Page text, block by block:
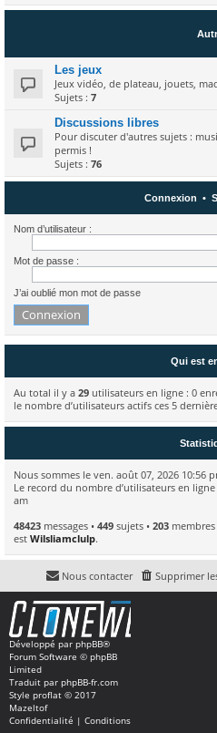
Les jeux
Jeux vidéo, de plateau, jouets,
Sujets : 7
Discussions libres
Pour discuter d'autres sujets :
permis !
Sujets : 76
Connexion •
Nom d’utilisateur :
Mot de passe :
J’ai oublié mon mot de passe
Qui est
Au total il y a 29 utilisateurs en ligne : 0
le nombre d’utilisateurs actifs ces 5
Nous sommes le ven. août 07, 2026 10:56
Le record du nombre d’utilisateurs en
am
48423 messages • 449 sujets • 203
est Wilsliamclulp.
Supprimer
Nous contacter
Développé par phpBB®
Forum Software © phpBB
Limited
Traduit par phpBB-fr.com
Style proflat © 2017
Mazeltof
Confidentialité | Conditions